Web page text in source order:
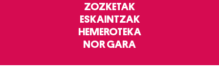
ZOZKETAK
ESKAINTZAK
HEMEROTEKA
NOR GARA